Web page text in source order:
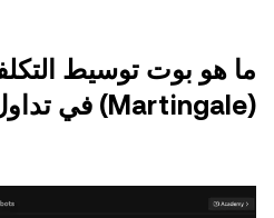
ما هو بوت توسيط
(Martingale) في تداول العملات الرقمية؟